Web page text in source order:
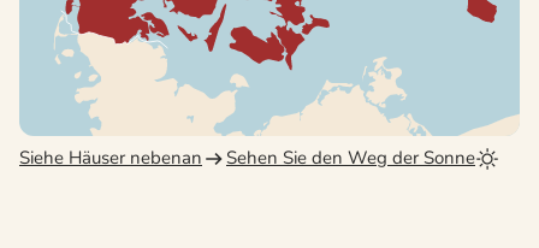
Siehe Häuser nebenan Sehen Sie den Weg der Sonne